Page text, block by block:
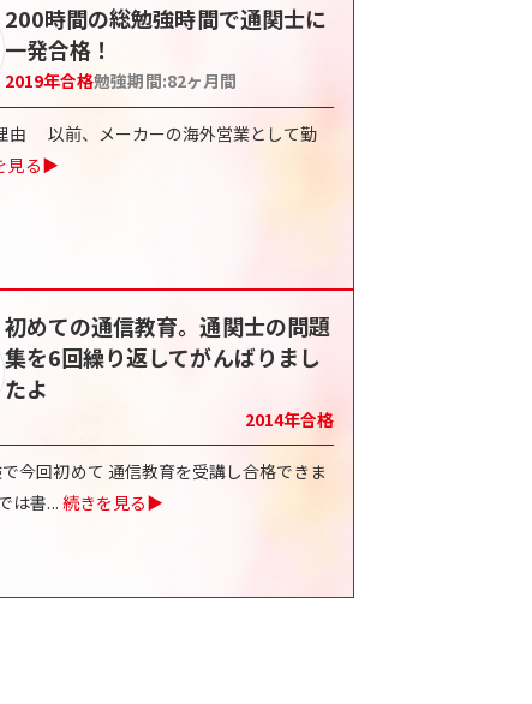
200時間の総勉強時間で通関士に
一発合格！
2019年合格勉強期間:82ヶ月間
由 以前、メーカーの海外営業として勤
見る▶
初めての通信教育。通関士の問題
集を6回繰り返してがんばりまし
たよ
2014年合格
今回初めて 通信教育を受講し合格できま
は書... 続きを見る▶